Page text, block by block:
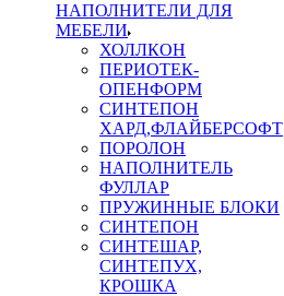
НАПОЛНИТЕЛИ ДЛЯ
МЕБЕЛИ
ХОЛЛКОН
ПЕРИОТЕК-
ОПЕНФОРМ
СИНТЕПОН
ХАРД,ФЛАЙБЕРСОФТ
ПОРОЛОН
НАПОЛНИТЕЛЬ
ФУЛЛАР
ПРУЖИННЫЕ БЛОКИ
СИНТЕПОН
СИНТЕШАР,
СИНТЕПУХ,
КРОШКА